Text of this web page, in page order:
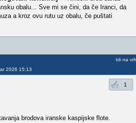
obalu... Sve mi se čini, da če Iranci, da
a kroz ovu rutu uz obalu, če puštati
2026 15:13
Idi na vrh
1
brodova iranske kaspijske flote.